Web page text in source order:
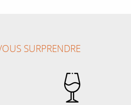
SURPRENDRE